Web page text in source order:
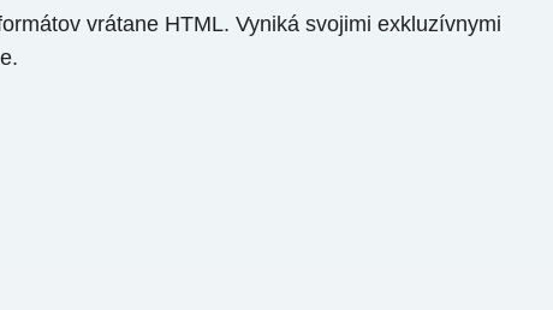
vrátane HTML. Vyniká svojimi exkluzívnymi